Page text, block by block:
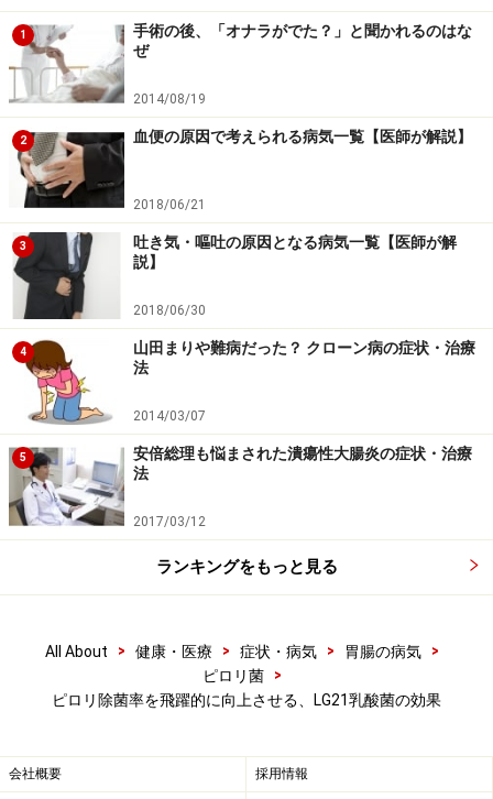
属は野外から容易に分離される乳酸菌の一種で、ヨーグ
ルトの製造に古くから用いられてきた菌です。
試験管内試験、動物実験、ヒト試験で、この菌を一定期
間継続投与することにより、 ピロリ菌数の低下、ピロリ
菌による胃粘膜の炎症改善効果
されています。試験管内の試験では、ピロリ菌のクラリ
スロマイシン耐性の抑制をする効果も認められていま
す。
いろいろな方面で期待されるプロバイオテ
ィクス
プロバイオティクスとは、「口腔から肛門にいたる広義
の消化管に定住する常在細菌群に働きかけて、あるいは
単独で、生体に有益な効果をもたらす生きた細菌」のこ
とです。現在は、おもにLG21などの乳酸桿菌とビフィズ
れが消化管内（口腔内や腸内）のフローラ（細菌叢）に
作用し、フローラの健常化をはかりながら、疾病の予防
や改善を行います。プロバイオティクスは従来、腸内の
優位に作用するプロバイオティクスとして注目されてい
るのです。
1
手術の後、「オナラがでた？」と聞かれるのはな
ぜ
2014/08/19
2 血便の原因で考えられる病気一覧【医師が解説】
2018/06/21
3
吐き気・嘔吐の原因となる病気一覧【医師が解
説】
2018/06/30
4
山田まりや難病だった？ クローン病の症状・治療
法
2014/03/07
5
安倍総理も悩まされた潰瘍性大腸炎の症状・治療
法
2017/03/12
ランキングをもっと見る
All About > 健康・医療 > 症状・病気 > 胃腸の病気
>
ピロリ菌
>
ピロリ除菌率を飛躍的に向上させる、LG21乳酸菌の効果
会社概要 採用情報